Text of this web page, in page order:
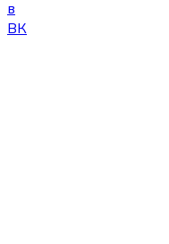
в
ВК